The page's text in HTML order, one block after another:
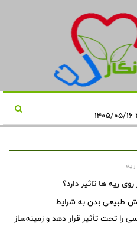
ریه ها تاثیر دارد؟
طبیعی بدن به شرایط
را تحت تأثیر قرار دهد و زمینه‌ساز